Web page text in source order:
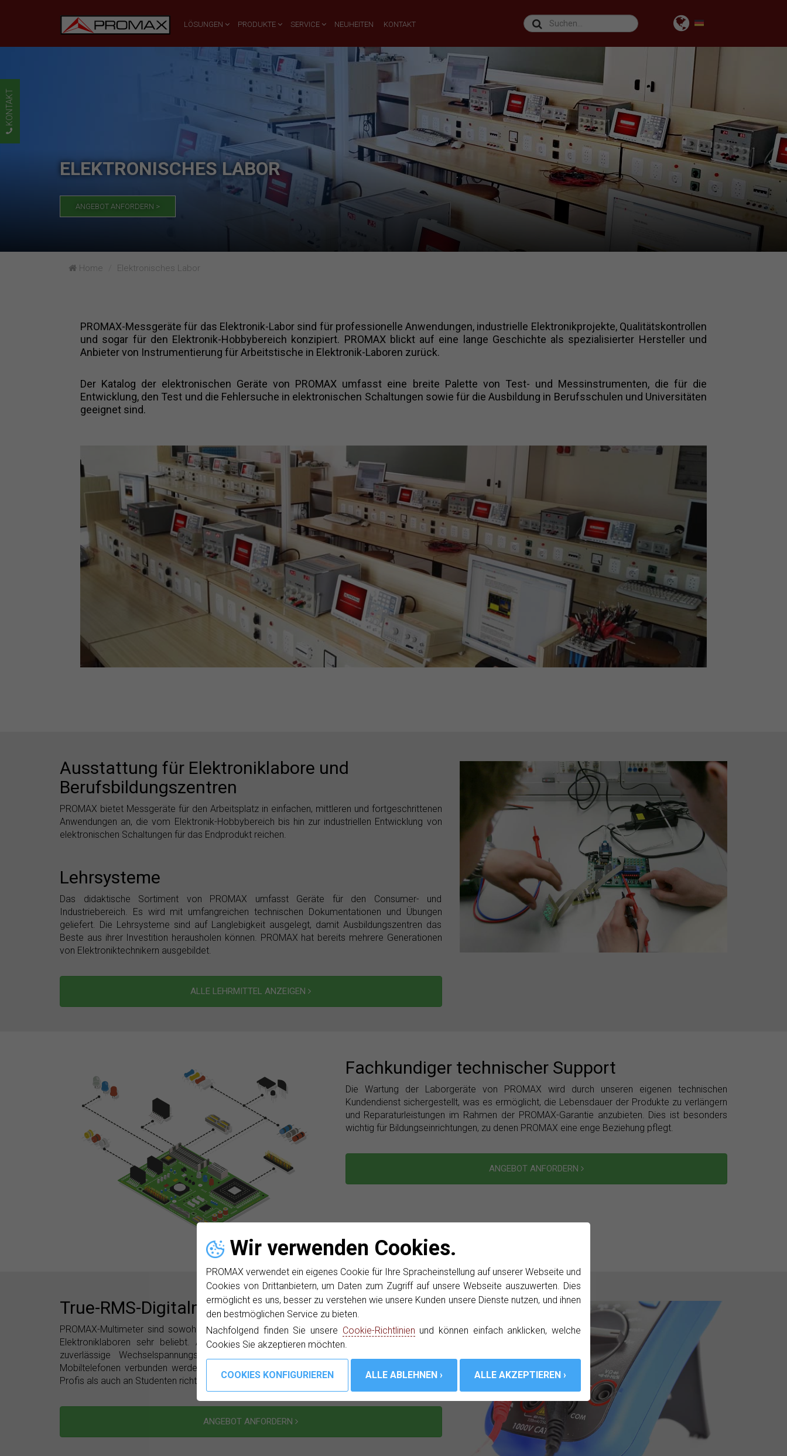
Wir verwenden Cookies.
PROMAX verwendet ein eigenes Cookie für Ihre Spracheinstellung auf unserer Webseite und
Cookies von Drittanbietern, um Daten zum Zugriff auf unsere Webseite auszuwerten. Dies
ermöglicht es uns, besser zu verstehen wie unsere Kunden unsere Dienste nutzen, und ihnen
den bestmöglichen Service zu bieten.
Nachfolgend finden Sie unsere Cookie-Richtlinien und können einfach anklicken, welche
Cookies Sie akzeptieren möchten.
LÖSUNGEN PRODUKTE SERVICE NEUHEITEN KONTAKT
ELEKTRONISCHES LABOR
ANGEBOT ANFORDERN >
Home Elektronisches Labor
PROMAX-Messgeräte für das Elektronik-Labor sind für professionelle Anwendungen, industrielle Elektronikprojekte, Qualitätskontrollen
und sogar für den Elektronik-Hobbybereich konzipiert. PROMAX blickt auf eine lange Geschichte als spezialisierter Hersteller und
Anbieter von Instrumentierung für Arbeitstische in Elektronik-Laboren zurück.
Der Katalog der elektronischen Geräte von PROMAX umfasst eine breite Palette von Test- und Messinstrumenten, die für die
Entwicklung, den Test und die Fehlersuche in elektronischen Schaltungen sowie für die Ausbildung in Berufsschulen und Universitäten
geeignet sind.
Ausstattung für Elektroniklabore und
Berufsbildungszentren
PROMAX bietet Messgeräte für den Arbeitsplatz in einfachen, mittleren und fortgeschrittenen
Anwendungen an, die vom Elektronik-Hobbybereich bis hin zur industriellen Entwicklung von
elektronischen Schaltungen für das Endprodukt reichen.
Lehrsysteme
Das didaktische Sortiment von PROMAX umfasst Geräte für den Consumer- und
Industriebereich. Es wird mit umfangreichen technischen Dokumentationen und Übungen
geliefert. Die Lehrsysteme sind auf Langlebigkeit ausgelegt, damit Ausbildungszentren das
Beste aus ihrer Investition herausholen können. PROMAX hat bereits mehrere Generationen
von Elektroniktechnikern ausgebildet.
ALLE LEHRMITTEL ANZEIGEN
Fachkundiger technischer Support
Die Wartung der Laborgeräte von PROMAX wird durch unseren eigenen technischen
Kundendienst sichergestellt, was es ermöglicht, die Lebensdauer der Produkte zu verlängern
und Reparaturleistungen im Rahmen der PROMAX-Garantie anzubieten. Dies ist besonders
wichtig für Bildungseinrichtungen, zu denen PROMAX eine enge Beziehung pflegt.
ANGEBOT ANFORDERN
True-RMS-Digitalmultimeter
PROMAX-Multimeter sind sowohl in Berufsbildungszentren als auch in Servicezentren oder
Elektroniklaboren sehr beliebt. Alle PROMAX-Multimeter sind True-RMS-fähig und bieten
zuverlässige Wechselspannungsmessungen. Das Sortiment umfasst Geräte, die mit
Mobiltelefonen verbunden werden können, sowie Präzisionsmultimeter, die sich sowohl an
Profis als auch an Studenten richten.
ANGEBOT ANFORDERN
KONTAKT